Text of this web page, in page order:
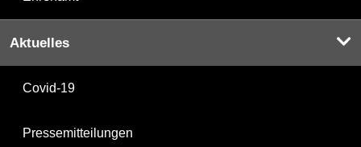
Aktuelles
Covid-19
Pressemitteilungen